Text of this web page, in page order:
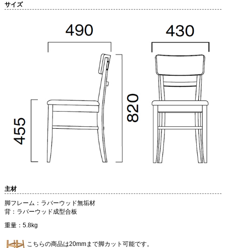
サイズ
主材
脚フレーム：ラバーウッド無垢材
背：ラバーウッド成型合板
重量：5.8kg
こちらの商品は20mmまで脚カット可能です。